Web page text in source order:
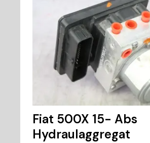
Fiat 500X 15- Abs
Hydraulaggregat